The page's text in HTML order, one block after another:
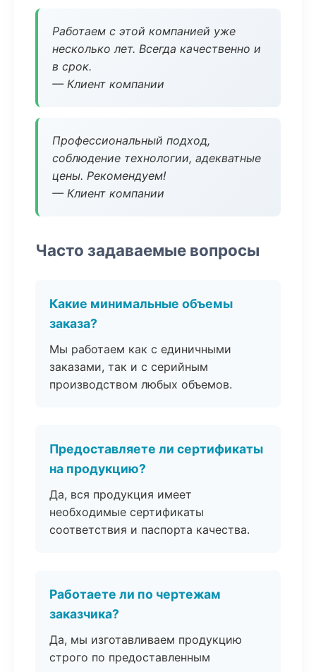
Работаем с этой компанией уже
несколько лет. Всегда качественно и
в срок.
— Клиент компании
Профессиональный подход,
соблюдение технологии, адекватные
цены. Рекомендуем!
— Клиент компании
Часто задаваемые вопросы
Какие минимальные объемы
заказа?
Мы работаем как с единичными
заказами, так и с серийным
производством любых объемов.
Предоставляете ли сертификаты
на продукцию?
Да, вся продукция имеет
необходимые сертификаты
соответствия и паспорта качества.
Работаете ли по чертежам
заказчика?
Да, мы изготавливаем продукцию
строго по предоставленным